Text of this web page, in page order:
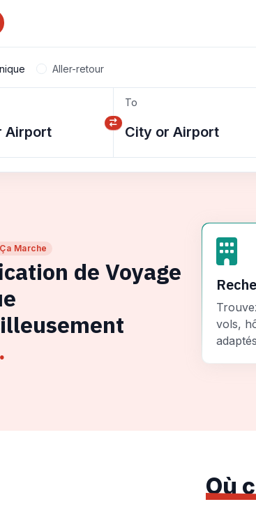
Aller-retour
To
Marche
de Voyage
.
vols,
Où